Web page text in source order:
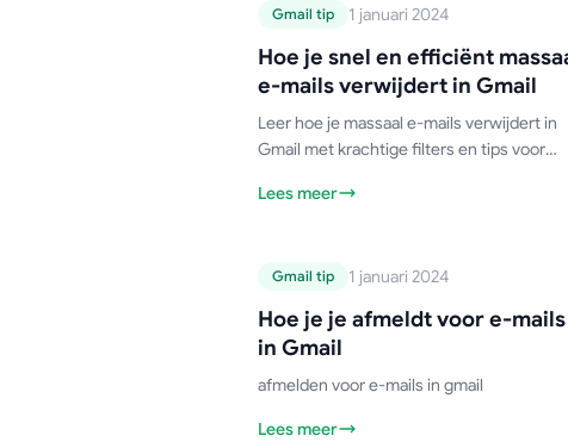
Hoe je snel en
efficiënt massaal e-
mails verwijdert in
Gmail
Gmail-handleiding
Gmail tip 1 januari 2024
Hoe je snel en efficiënt
e-mails verwijdert in Gmail
Leer hoe je massaal e-mails verwijdert in
Gmail met krachtige filters en tips voor
enkele minuten op.
Lees meer
Hoe je je afmeldt
voor e-mails in
Gmail-handleiding
Gmail tip 1 januari 2024
Hoe je je afmeldt voor e-mails
in Gmail
afmelden voor e-mails in gmail
Lees meer